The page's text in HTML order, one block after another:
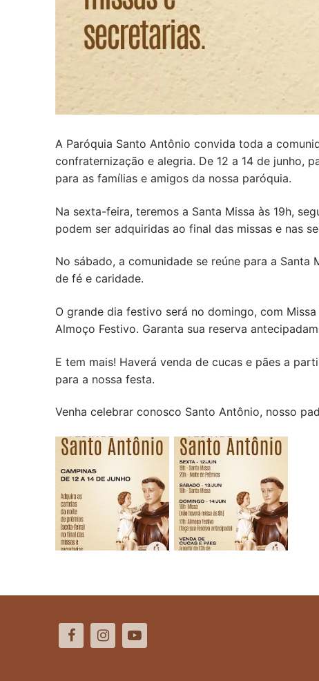
A Paróquia Santo Antônio convida toda a
confraternização e alegria. De 12 a 14 de junho,
para as famílias e amigos da nossa paróquia.
Na sexta-feira, teremos a Santa Missa às 19h,
podem ser adquiridas ao final das missas e nas
No sábado, a comunidade se reúne para a
de fé e caridade.
O grande dia festivo será no domingo, com
Almoço Festivo. Garanta sua reserva
E tem mais! Haverá venda de cucas e pães a
para a nossa festa.
Venha celebrar conosco Santo Antônio, nosso